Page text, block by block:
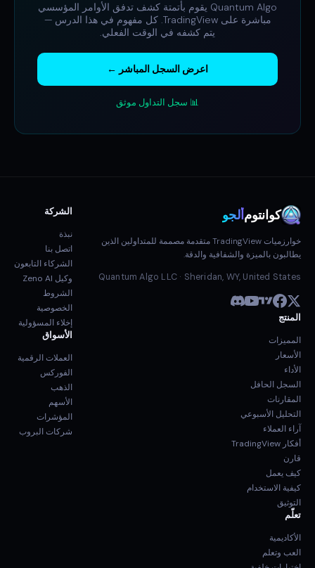
Quantum Algo يقوم بأتمتة كشف تدفق الأوامر المؤسسي
مباشرة على TradingView. كل مفهوم في هذا الدرس —
يتم كشفه في الوقت الفعلي.
اعرض السجل المباشر ←
📊 سجل التداول موثق
كوانتومألجو
خوارزميات TradingView متقدمة مصممة للمتداولين الذين
يطالبون بالميزة والشفافية والدقة.
Quantum Algo LLC · Sheridan, WY, United States
المنتج
المميزات
الأسعار
الأداء
السجل الحافل
المقارنات
التحليل الأسبوعي
آراء العملاء
أفكار TradingView
قارن
كيف يعمل
كيفية الاستخدام
التوثيق
تعلّم
الأكاديمية
العب وتعلم
الشركة
نبذة
اتصل بنا
الشركاء التابعون
وكيل Zeno AI
الشروط
الخصوصية
إخلاء المسؤولية
الأسواق
العملات الرقمية
الفوركس
الذهب
الأسهم
المؤشرات
شركات البروب